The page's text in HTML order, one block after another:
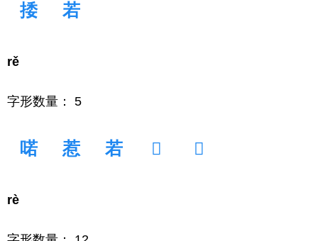
捼 若
rě
字形数量： 5
喏 惹 若 𢞇 𧧏
rè